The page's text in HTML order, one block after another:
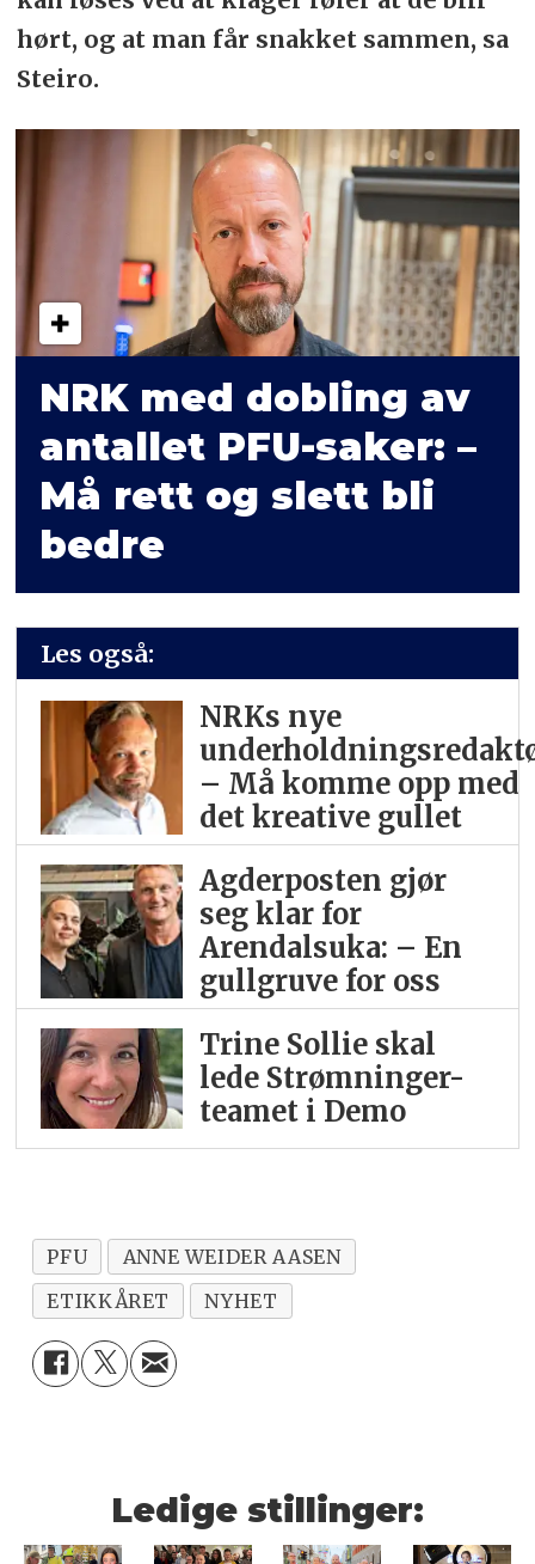
hørt, og at man får snakket sammen, sa
Steiro.
NRK med dobling av
antallet PFU-saker: –
Må rett og slett bli
bedre
Les også:
NRKs nye
– Må komme opp med
det kreative gullet
Agderposten gjør
seg klar for
Arendalsuka: – En
gullgruve for oss
Trine Sollie skal
lede Strømninger-
teamet i Demo
PFU
ANNE WEIDER AASEN
ETIKKÅRET
NYHET
Ledige stillinger: